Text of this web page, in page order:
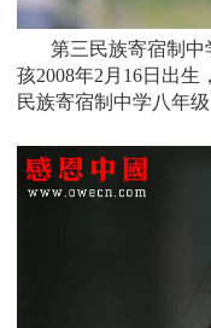
第三民族寄宿制中
孩2008年2月16日 出生，
民族寄宿制中学八年级